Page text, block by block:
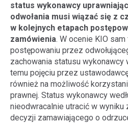
status wykonawcy
odwołania musi wiązać się z
w kolejnych etapach
zamówienia. W ocenie KIO
postępowaniu przez
zachowania statusu wykonawcy
temu pojęciu przez
również na możliwość
prawnej. Status wykonawcy
nieodwracalnie utracić w wyniku
decyzji zamawiającego o